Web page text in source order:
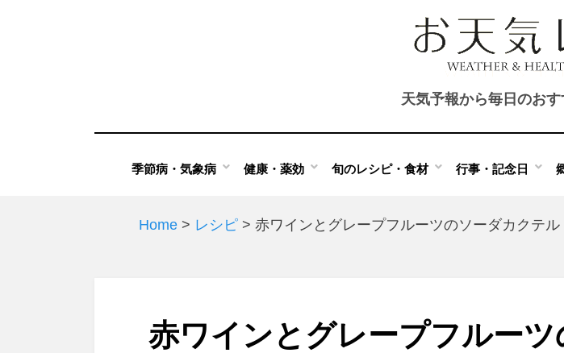
天気予報から毎日のお
季節病・気象病 健康・薬効 旬のレシピ・食材 行事・記念日
Home > レシピ > 赤ワインとグレープフルーツのソーダカクテル
赤ワインとグレープフルーツ